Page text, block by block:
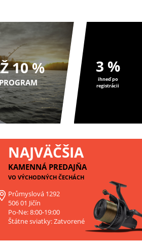
10 % 3 %
ihneď po
registrácii
NAJVÄČŠIA
KAMENNÁ PREDAJŇA
VO VÝCHODNÝCH ČECHÁCH
Průmyslová 1292
506 01 Jičín
Po-Ne: 8:00-19:00
Štátne sviatky: Zatvorené